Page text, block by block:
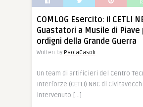
COMLOG Esercito: il CETLI
Guastatori a Musile di Piave
ordigni della Grande Guerra
Written by PaolaCasoli
Un team di artificieri del Centro
Interforze (CETLI) NBC di
intervenuto […]